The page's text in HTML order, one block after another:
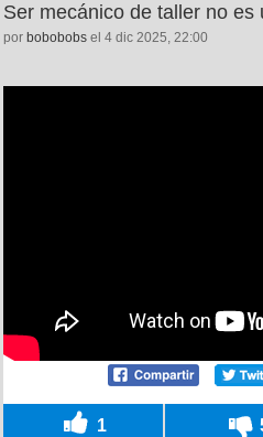
Ser mecánico de taller no es
por bobobobs el 4 dic 2025, 22:00
1